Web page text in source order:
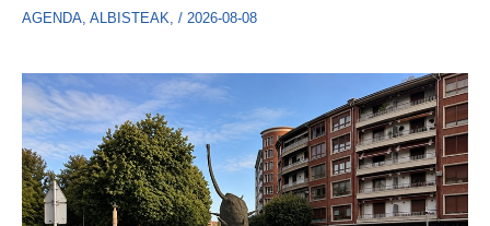
AGENDA, ALBISTEAK, / 2026-08-08